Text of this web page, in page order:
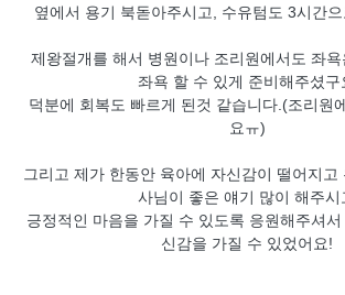
옆에서 용기 북돋아주시고, 수유텀도 3시간
제왕절개를 해서 병원이나 조리원에서도 좌
좌욕 할 수 있게 준비해주셨구
덕분에 회복도 빠르게 된것 같습니다.(조리원
요ㅠ)
그리고 제가 한동안 육아에 자신감이 떨어지고
사님이 좋은 얘기 많이 해주시
긍정적인 마음을 가질 수 있도록 응원해주셔
신감을 가질 수 있었어요!